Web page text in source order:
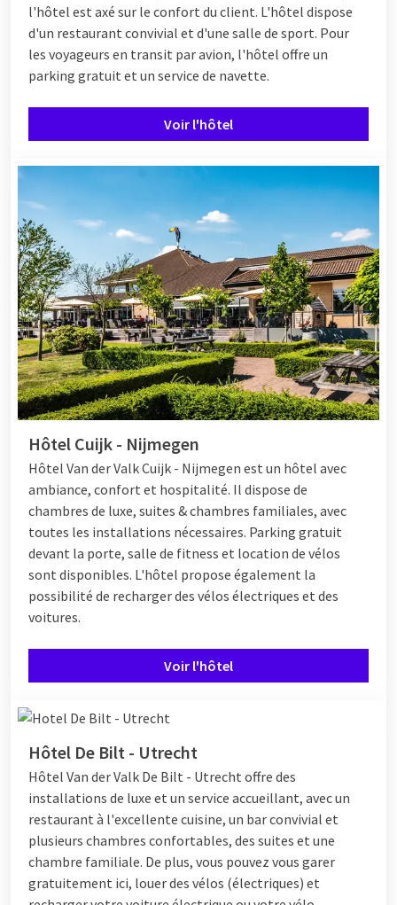
l'hôtel est axé sur le confort du client. L'hôtel dispose
d'un restaurant convivial et d'une salle de sport. Pour
les voyageurs en transit par avion, l'hôtel offre un
parking gratuit et un service de navette.
Voir l'hôtel
Hôtel Cuijk - Nijmegen
Hôtel Van der Valk Cuijk - Nijmegen est un hôtel avec
ambiance, confort et hospitalité. Il dispose de
chambres de luxe, suites & chambres familiales, avec
toutes les installations nécessaires. Parking gratuit
devant la porte, salle de fitness et location de vélos
sont disponibles. L'hôtel propose également la
possibilité de recharger des vélos électriques et des
voitures.
Voir l'hôtel
Hôtel De Bilt - Utrecht
Hôtel Van der Valk De Bilt - Utrecht offre des
installations de luxe et un service accueillant, avec un
restaurant à l'excellente cuisine, un bar convivial et
plusieurs chambres confortables, des suites et une
chambre familiale. De plus, vous pouvez vous garer
gratuitement ici, louer des vélos (électriques) et